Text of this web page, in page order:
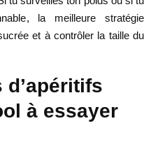
la meilleure stratégie
et à contrôler la taille du
d’apéritifs
à essayer